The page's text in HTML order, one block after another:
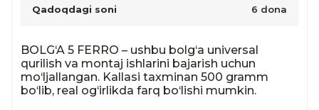
Qadoqdagi soni 6 dona
BOLG‘A 5 FERRO – ushbu bolg‘a universal
qurilish va montaj ishlarini bajarish uchun
mo‘ljallangan. Kallasi taxminan 500 gramm
bo‘lib, real og‘irlikda farq bo‘lishi mumkin.